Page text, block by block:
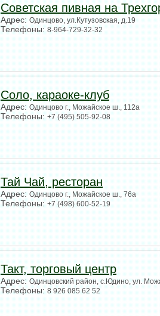
Советская пивная на
Адрес:Одинцово, ул.Кутузовская, д.19
Телефоны:8-964-729-32-32
Соло, караоке-клуб
Адрес:Одинцово г., Можайское ш., 112а
Телефоны:+7 (495) 505-92-08
Тай Чай, ресторан
Адрес:Одинцово г., Можайское ш., 76а
Телефоны:+7 (498) 600-52-19
Такт, торговый центр
Адрес:Одинцовский район, с.Юдино, ул.
Телефоны:8 926 085 62 52